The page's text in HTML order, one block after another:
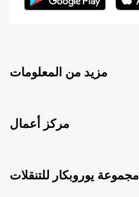
مزيد من المعلومات
مركز أعمال
مجموعة يوروبكار للتنقلات